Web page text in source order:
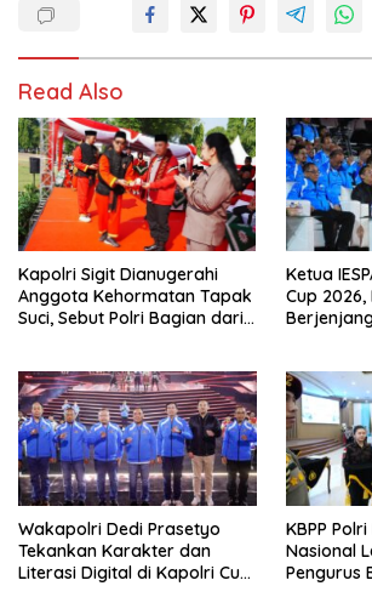
Read Also
Kapolri Sigit Dianugerahi
Anggota Kehormatan Tapak
Suci, Sebut Polri Bagian dari
Ketua
Cup
Wakapolri Dedi Prasetyo
Tekankan Karakter dan
Literasi Digital di Kapolri Cup
KBPP
Nasional
Pengurus